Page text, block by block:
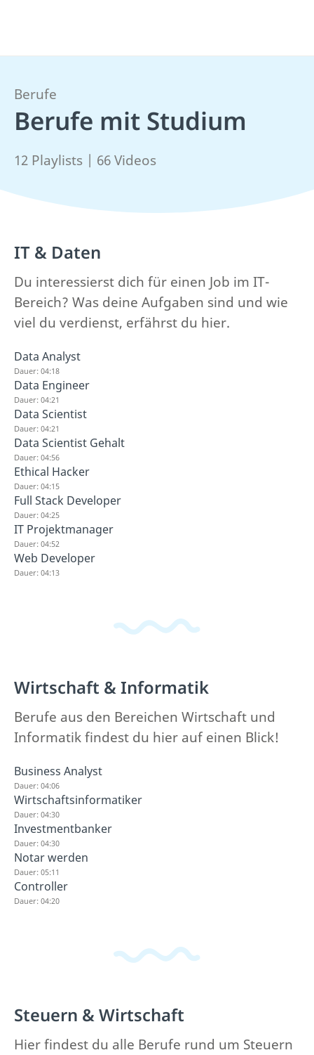
Berufe
Berufe mit Studium
12 Playlists | 66 Videos
IT & Daten
Du interessierst dich für einen Job im IT-
Bereich? Was deine Aufgaben sind und wie
viel du verdienst, erfährst du hier.
Data Analyst
Dauer: 04:18
Data Engineer
Dauer: 04:21
Data Scientist
Dauer: 04:21
Data Scientist Gehalt
Dauer: 04:56
Ethical Hacker
Dauer: 04:15
Full Stack Developer
Dauer: 04:25
IT Projektmanager
Dauer: 04:52
Web Developer
Dauer: 04:13
Wirtschaft & Informatik
Berufe aus den Bereichen Wirtschaft und
Informatik findest du hier auf einen Blick!
Business Analyst
Dauer: 04:06
Wirtschaftsinformatiker
Dauer: 04:30
Investmentbanker
Dauer: 04:30
Notar werden
Dauer: 05:11
Controller
Dauer: 04:20
Steuern & Wirtschaft
Hier findest du alle Berufe rund um Steuern